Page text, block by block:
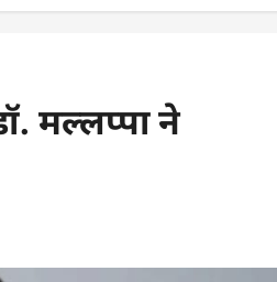
मल्लप्पा ने